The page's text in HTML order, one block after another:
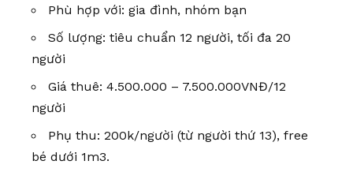
Phù hợp với: gia đình, nhóm bạn
Số lượng: tiêu chuẩn 12 người, tối đa 20
người
Giá thuê: 4.500.000 – 7.500.000VNĐ/12
người
Phụ thu: 200k/người (từ người thứ 13), free
bé dưới 1m3.